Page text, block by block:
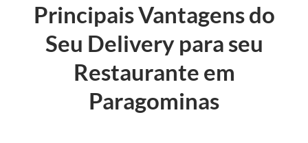
Principais Vantagens do
Seu Delivery para seu
Restaurante em
Paragominas